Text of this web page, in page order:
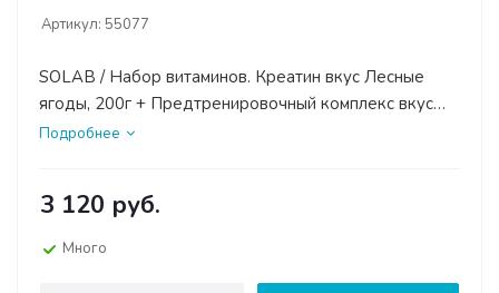
Артикул: 55077
SOLAB / Набор витаминов. Креатин вкус Лесные
ягоды, 200г + Предтренировочный комплекс вкус
Фруктовый пунш, 210г + ВСАА 2:1:1 вкус Апельсин,
Подробнее
3 120 руб.
Много